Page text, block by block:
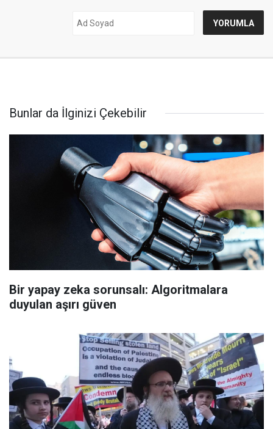
Bunlar da İlginizi Çekebilir
Bir yapay zeka sorunsalı: Algoritmalara
duyulan aşırı güven